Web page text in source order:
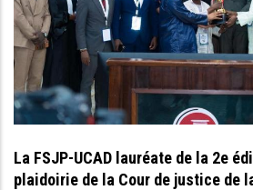
La FSJP-UCAD lauréate de la 2e
plaidoirie de la Cour de justice de